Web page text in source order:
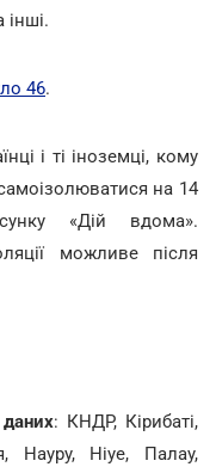
46.
і ті іноземці, кому
на 14
«Дій вдома».
можливе після
: КНДР, Кірибаті,
Науру, Ніуе, Палау,